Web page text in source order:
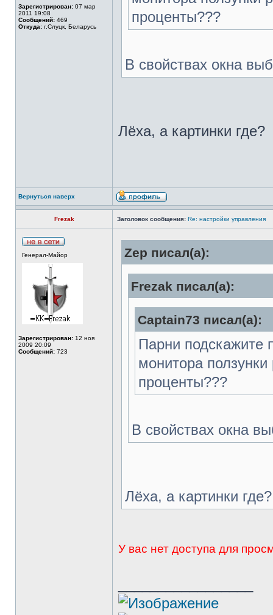
Зарегистрирован: 07 мар
2011 19:08
Сообщений: 469
Откуда: г.Слуцк, Беларусь
проценты???
В свойствах окна
Лёха, а картинки где?
Вернуться наверх
Frezak Заголовок сообщения: Re: настройки управления
Генерал-Майор
Зарегистрирован: 12 ноя
2009 20:09
Сообщений: 723
Zep писал(а):
Frezak писал(а):
Captain73 писал(а):
Парни подскажите
монитора
проценты???
В свойствах окна
Лёха, а картинки где?
У вас нет доступа для